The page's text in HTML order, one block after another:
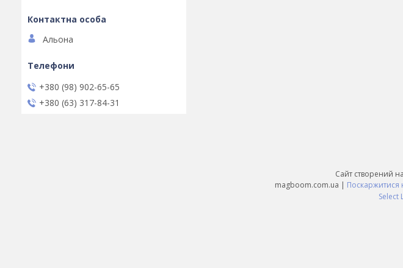
Альона
+380 (98) 902-65-65
+380 (63) 317-84-31
Сайт створений
magboom.com.ua | Поскаржитися
Select